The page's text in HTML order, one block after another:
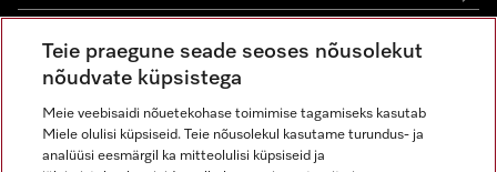
Miele Instagramis
Miele Facebookis
Miele Youtube'is
Teie praegune seade seoses nõusolekut
nõudvate küpsistega
Meie veebisaidi nõuetekohase toimimise tagamiseks kasutab
Miele olulisi küpsiseid. Teie nõusolekul kasutame turundus- ja
analüüsi eesmärgil ka mitteolulisi küpsiseid ja